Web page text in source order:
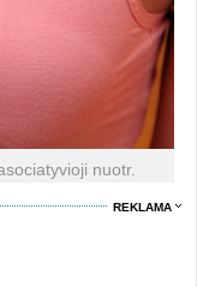
nuotr.
REKLAMA